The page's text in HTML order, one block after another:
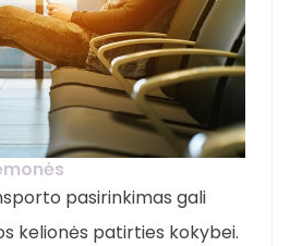
pasirinkimas gali
kelionės patirties kokybei.